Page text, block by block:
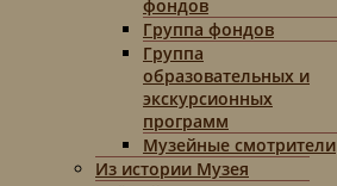
фондов
Группа фондов
Группа
образовательных и
экскурсионных
программ
Музейные смотрители
Из истории Музея